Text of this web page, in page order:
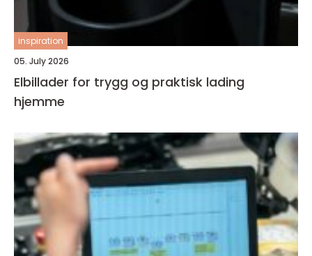
inspiration
05. July 2026
Elbillader for trygg og praktisk lading
hjemme